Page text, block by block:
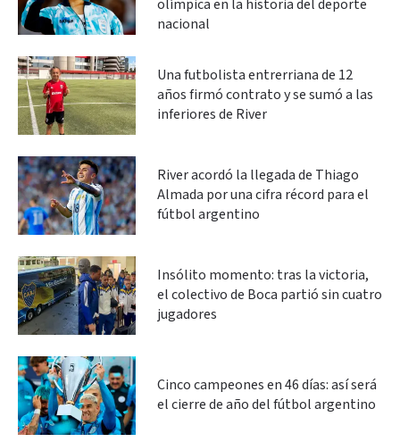
olímpica en la historia del deporte
nacional
Una futbolista entrerriana de 12
años firmó contrato y se sumó a las
inferiores de River
River acordó la llegada de Thiago
Almada por una cifra récord para el
fútbol argentino
Insólito momento: tras la victoria,
el colectivo de Boca partió sin cuatro
jugadores
Cinco campeones en 46 días: así será
el cierre de año del fútbol argentino